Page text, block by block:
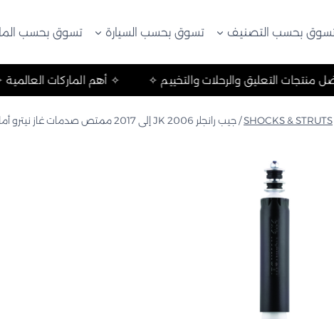
بحسب التصنيف تسوق بحسب السيارة تسوق بحسب
✧ أهم ✧ أفضل منتجات التعليق والرحلات والتخييم ✧✧
SHOCKS & STRUTS
/ جيب رانجلر JK 2006 إلى 2017 ممتص صدمات غاز نيترو أمامي